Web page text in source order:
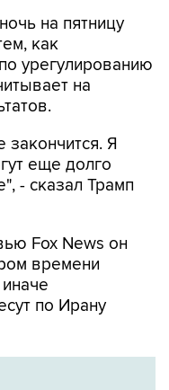
на пятницу
как
урегулированию
на
Я
еще долго
- сказал Трамп
Fox News он
времени
по Ирану